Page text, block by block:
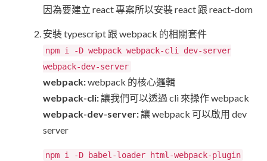
因為要建立 react 專案所以安裝 react 跟 react-dom
安裝 typescript 跟 webpack 的相關套件
npm i -D webpack webpack-cli dev-server
webpack-dev-server
webpack:webpack 的核心邏輯
webpack-cli:讓我們可以透過 cli 來操作 webpack
webpack-dev-server:讓 webpack 可以啟用 dev
server
npm i -D babel-loader html-webpack-plugin